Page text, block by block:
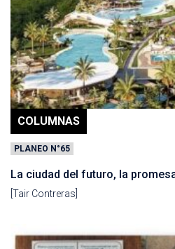
COLUMNAS
PLANEO N°65
La ciudad del futuro, la
[Tair Contreras]